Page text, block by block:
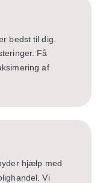
bedst til dig.
Få
af
hjælp med
Vi